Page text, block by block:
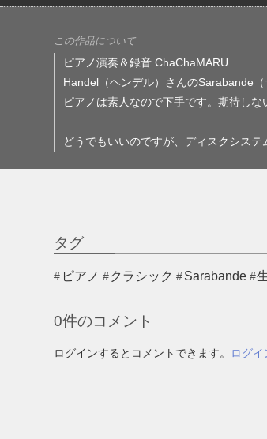
この作品について
ピアノ演奏＆録音 ChaChaMARU
Handel（ヘンデル）さんのSarabande
ピアノは素人なので下手です。期待しな
どうでもいいのですが、ディスクシス
タグ
ピアノ クラシック Sarabande
0件のコメント
ログインするとコメントできます。 ログイ